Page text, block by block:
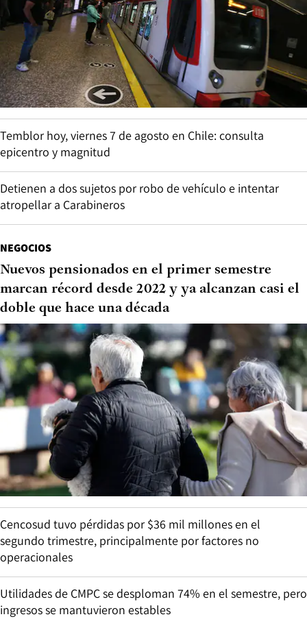
Temblor hoy, viernes 7 de agosto en Chile: consulta
epicentro y magnitud
Detienen a dos sujetos por robo de vehículo e intentar
atropellar a Carabineros
NEGOCIOS
Nuevos pensionados en el primer semestre
marcan récord desde 2022 y ya alcanzan casi el
doble que hace una década
Cencosud tuvo pérdidas por $36 mil millones en el
segundo trimestre, principalmente por factores no
operacionales
Utilidades de CMPC se desploman 74% en el semestre, pero
ingresos se mantuvieron estables